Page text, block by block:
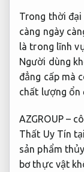
Trong thời đại
càng ngày
là trong lĩnh
Người dùng
đẳng cấp mà
chất lượng ổn
AZGROUP –
Thất Uy Tín
sản phẩm
bơ thực vật